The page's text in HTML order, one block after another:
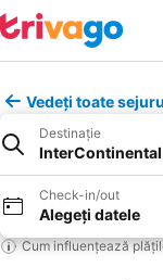
Vedeți toate
Destinație
InterContinental
Check-in/out
Alegeți datele
Cum influențează